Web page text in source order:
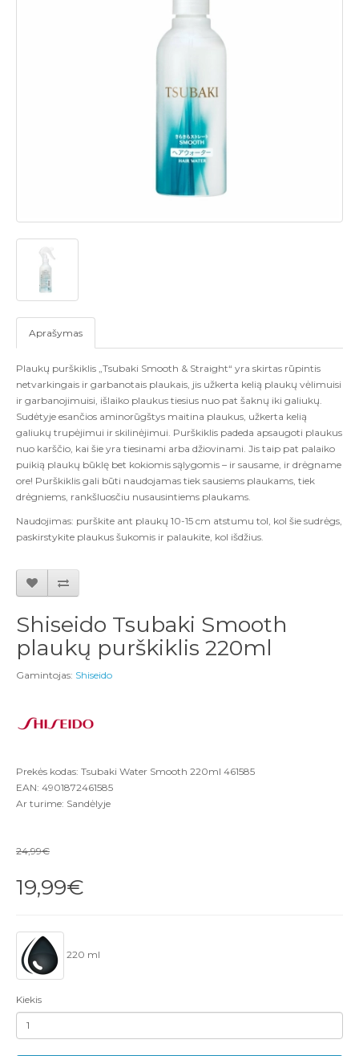
Aprašymas
Plaukų purškiklis „Tsubaki Smooth & Straight“ yra skirtas rūpintis
netvarkingais ir garbanotais plaukais, jis užkerta kelią plaukų vėlimuisi
ir garbanojimuisi, išlaiko plaukus tiesius nuo pat šaknų iki galiukų.
Sudėtyje esančios aminorūgštys maitina plaukus, užkerta kelią
galiukų trupėjimui ir skilinėjimui. Purškiklis padeda apsaugoti plaukus
nuo karščio, kai šie yra tiesinami arba džiovinami. Jis taip pat palaiko
puikią plaukų būklę bet kokiomis sąlygomis – ir sausame, ir drėgname
ore! Purškiklis gali būti naudojamas tiek sausiems plaukams, tiek
drėgniems, rankšluosčiu nusausintiems plaukams.
Naudojimas: purškite ant plaukų 10-15 cm atstumu tol, kol šie sudrėgs,
paskirstykite plaukus šukomis ir palaukite, kol išdžius.
Shiseido Tsubaki Smooth
plaukų purškiklis 220ml
Gamintojas: Shiseido
Prekės kodas: Tsubaki Water Smooth 220ml 461585
EAN: 4901872461585
Ar turime: Sandėlyje
24,99€
19,99€
220 ml
Kiekis